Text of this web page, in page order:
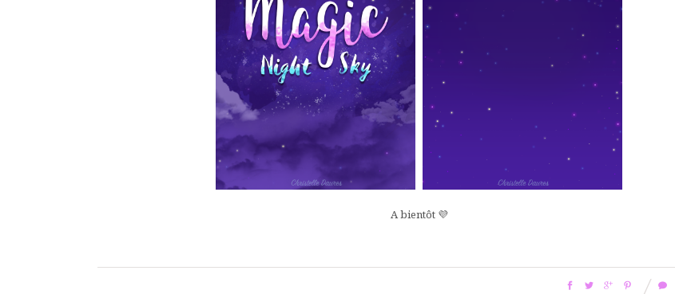
A bientôt 💜